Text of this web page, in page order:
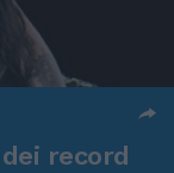
record